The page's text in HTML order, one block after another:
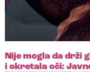
Nije mogla da drži
i okretala oči: